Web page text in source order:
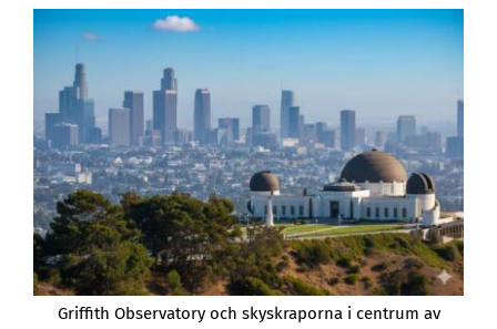
Griffith Observatory och skyskraporna i centrum av